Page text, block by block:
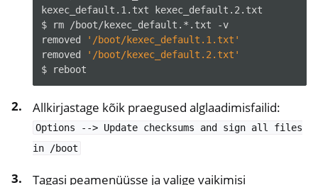
kexec_default.1.txt
kexec_default.2.txt
$
rm /boot/kexec_default.*.txt
-v
removed
'/boot/kexec_default.1.txt'
removed
'/boot/kexec_default.2.txt'
$
Allkirjastage kõik praegused alglaadimisfailid:
Options --> Update checksums and sign all
files
in
/boot
Tagasi peamenüüsse ja valige vaikimisi